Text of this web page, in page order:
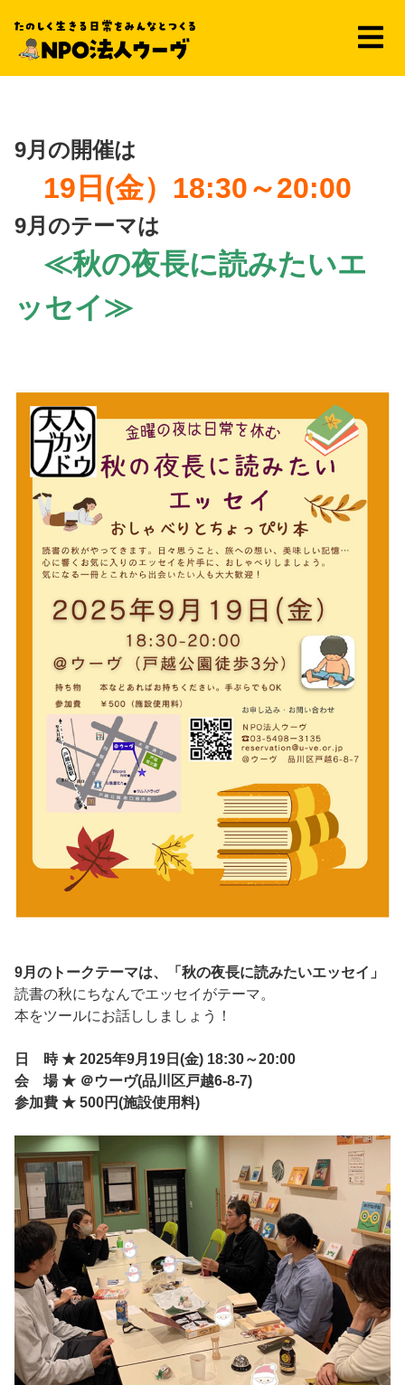
9月の開催は
19日(金）18:30～20:00
9月のテーマは
≪秋の夜長に読みたいエ
ッセイ≫
9月のトークテーマは、「秋の夜長に読みたいエッセイ 」
読書の秋にちなんでエッセイがテーマ。
本をツールにお話ししましょう！
日 時 ★ 2025年9月19日(金) 18:30～20:00
会 場 ★ ＠ウーヴ(品川区戸越6-8-7)
参加費 ★ 500円(施設使用料)